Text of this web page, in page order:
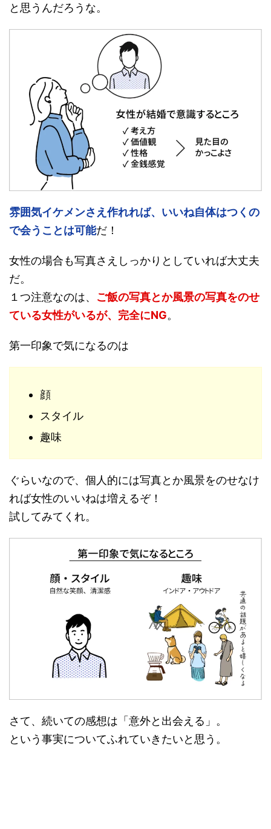
と思うんだろうな。
雰囲気イケメンさえ作れれば、いいね自体はつくの
で会うことは可能だ！
女性の場合も写真さえしっかりとしていれば大丈夫
だ。
１つ注意なのは、 ご飯の写真とか風景の写真をのせ
ている女性がいるが、完全にNG。
第一印象で気になるのは
顔
スタイル
趣味
ぐらいなので、個人的には写真とか風景をのせなけ
れば女性のいいねは増えるぞ！
試してみてくれ。
さて、続いての感想は「意外と出会える」。
という事実についてふれていきたいと思う。